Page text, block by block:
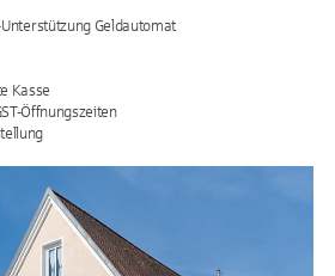
Geldautomat
Kasse
Öffnungszeiten